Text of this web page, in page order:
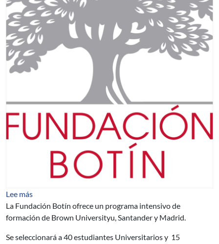
Lee mássobre BECAS FUNDACIÓN BOTÍN
La Fundación Botín ofrece un programa intensivo de
formación de Brown Universityu, Santander y Madrid.
Se seleccionará a 40 estudiantes Universitarios y 15